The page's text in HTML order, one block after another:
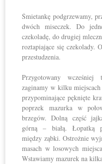
Śmietankę podgrzewamy,
dwóch miseczek. Do
czekoladę, do drugiej
roztapiające się czekolady.
przestudzenia.
Przygotowany
zaginamy w kilku
przypominające pęknięte
poprzek mazurka w
brzegów. Dolną część
górną – białą. Łopatką
między ząbki. Ostrożnie
masach w losowych
Wstawiamy mazurek na